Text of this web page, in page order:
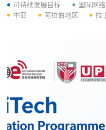
可持续发展目标
国际网
中亚
阿拉伯地区 拉